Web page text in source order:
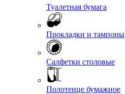
Туалетная бумага
Прокладки и тампоны
Салфетки столовые
Полотенце бумажное